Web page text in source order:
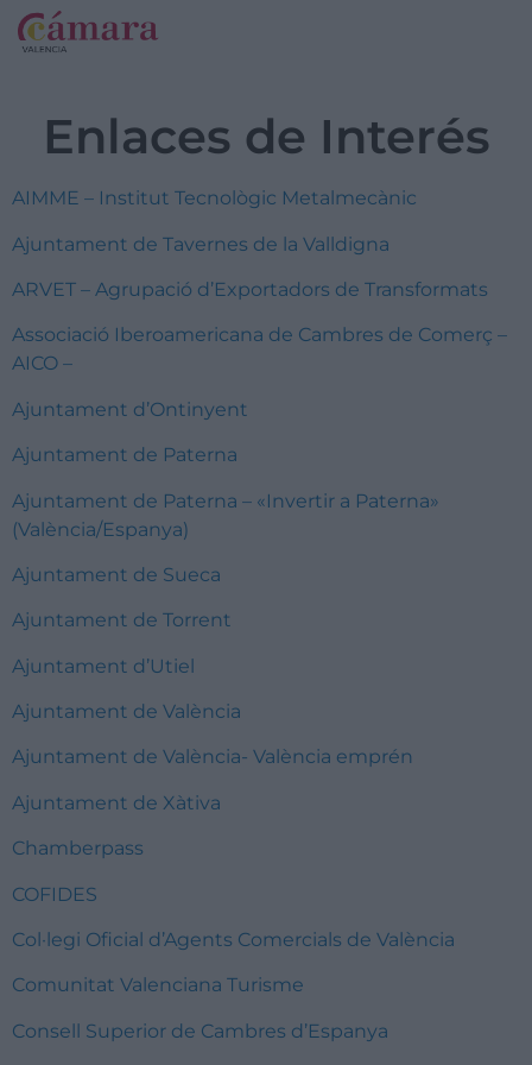
Enlaces de Interés
AIMME – Institut Tecnològic Metalmecànic
Ajuntament de Tavernes de la Valldigna
ARVET – Agrupació d’Exportadors de Transformats
Associació Iberoamericana de Cambres de Comerç –
AICO –
Ajuntament d’Ontinyent
Ajuntament de Paterna
Ajuntament de Paterna – «Invertir a Paterna»
(València/Espanya)
Ajuntament de Sueca
Ajuntament de Torrent
Ajuntament d’Utiel
Ajuntament de València
Ajuntament de València- València emprén
Ajuntament de Xàtiva
Chamberpass
COFIDES
Col·legi Oficial d’Agents Comercials de València
Comunitat Valenciana Turisme
Consell Superior de Cambres d’Espanya